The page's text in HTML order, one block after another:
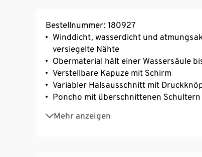
Bestellnummer: 180927
Winddicht, wasserdicht und
versiegelte Nähte
Obermaterial hält einer Wassersäule
Verstellbare Kapuze mit Schirm
Variabler Halsausschnitt mit
Poncho mit überschnittenen Schultern
Mehr anzeigen
Verstellbar am Ärmelabschluss durch
Tasche mit Druckknopf auf der